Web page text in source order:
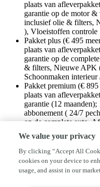
plaats van
garantie op de motor
inclusief olie & filters,
), Vloeistoffen controle
Pakket plus (€ 495
plaats van
garantie op de
& filters, Nieuwe APK
Schoonmaken
Pakket premium (€
plaats van
garantie (12
abbonement ( 24/7
op de complete auto,
Auto volledig gepoetst
Nieuwe APK (
Deze SEAT Arona komt uit
tot 14-10-2020 en kostte
personenauto staat sinds
We value your privacy
By clicking “Accept All
cookies on your device to
usage, and assist in our